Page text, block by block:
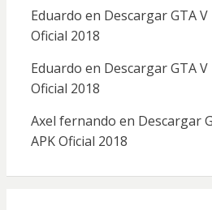
Eduardo en Descargar GTA
Oficial 2018
Eduardo en Descargar GTA
Oficial 2018
Axel fernando en Descargar
APK Oficial 2018